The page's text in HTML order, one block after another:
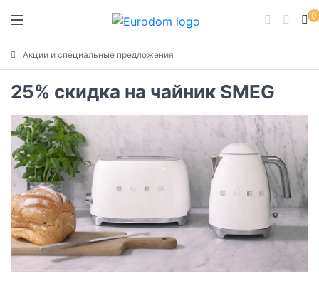
0
Акции и специальные предложения
25% скидка на чайник SMEG